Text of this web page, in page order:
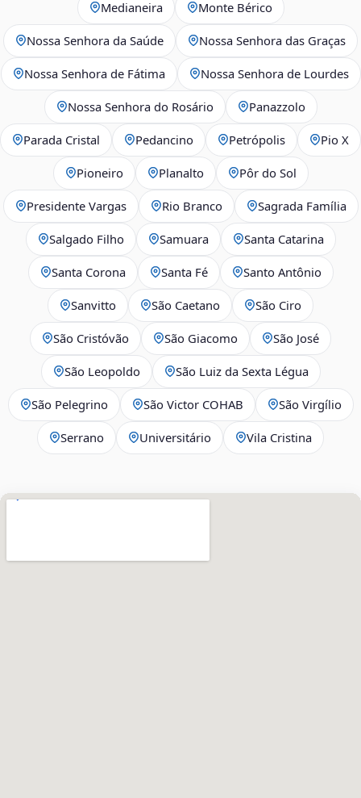
Medianeira Monte Bérico
Nossa Senhora da Saúde Nossa Senhora das Graças
Nossa Senhora de Fátima Nossa Senhora de Lourdes
Nossa Senhora do Rosário Panazzolo
Parada Cristal Pedancino Petrópolis Pio X
Pioneiro Planalto Pôr do Sol
Presidente Vargas Rio Branco Sagrada Família
Salgado Filho Samuara Santa Catarina
Santa Corona Santa Fé Santo Antônio
Sanvitto São Caetano São Ciro
São Cristóvão São Giacomo São José
São Leopoldo São Luiz da Sexta Légua
São Pelegrino São Victor COHAB São Virgílio
Serrano Universitário Vila Cristina